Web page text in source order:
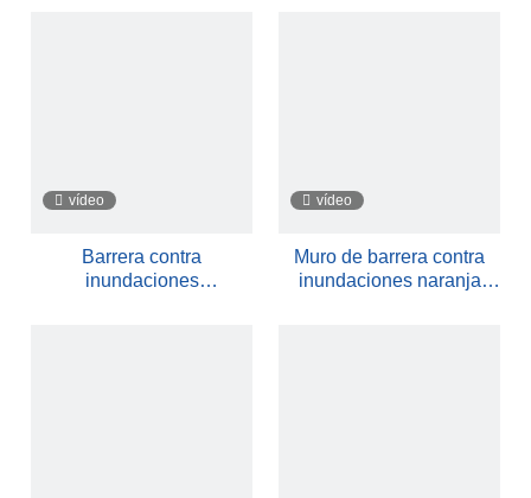
vídeo
Barrera contra
inundaciones
vídeo
Muro de barrera contra
inundaciones naranja